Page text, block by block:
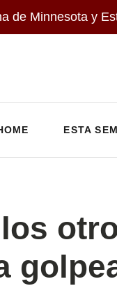
de Minnesota y
ESTA